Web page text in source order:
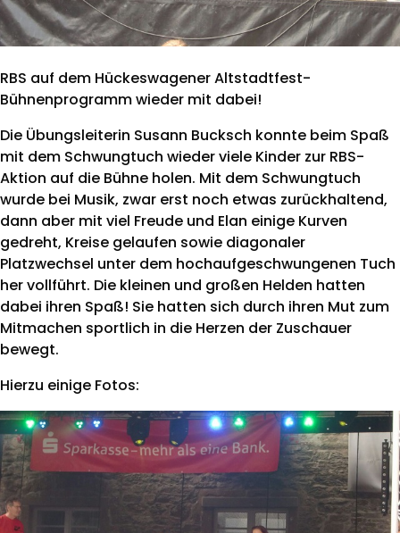
RBS auf dem Hückeswagener Altstadtfest-
Bühnenprogramm wieder mit dabei!
Die Übungsleiterin Susann Bucksch konnte beim Spaß
mit dem Schwungtuch wieder viele Kinder zur RBS-
Aktion auf die Bühne holen. Mit dem Schwungtuch
wurde bei Musik, zwar erst noch etwas zurückhaltend,
dann aber mit viel Freude und Elan einige Kurven
gedreht, Kreise gelaufen sowie diagonaler
Platzwechsel unter dem hochaufgeschwungenen Tuch
her vollführt. Die kleinen und großen Helden hatten
dabei ihren Spaß! Sie hatten sich durch ihren Mut zum
Mitmachen sportlich in die Herzen der Zuschauer
bewegt.
Hierzu einige Fotos: